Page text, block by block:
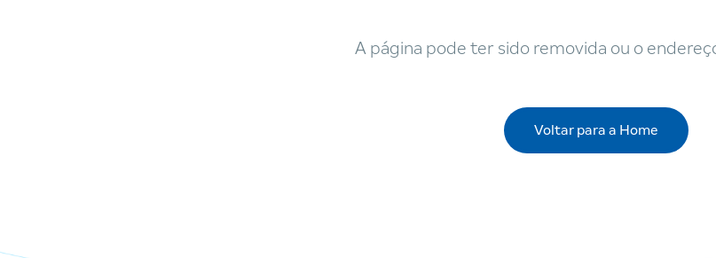
A página pode ter sido removida ou o
Voltar para a Home